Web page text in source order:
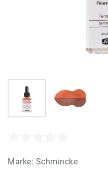
Marke: Schmincke